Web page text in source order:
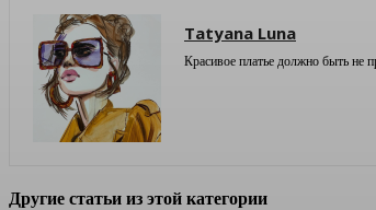
Tatyana Luna
Красивое платье должно быть не
Другие статьи из этой категории